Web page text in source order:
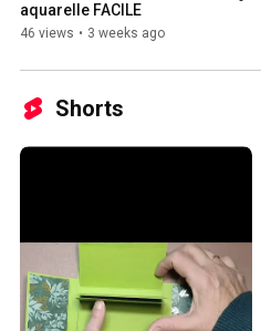
aquarelle FACILE
46 views • 3 weeks ago
Shorts